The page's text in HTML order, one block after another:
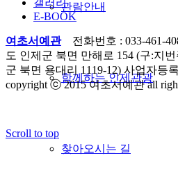
관람안내
함께하는 인제관광
찾아오시는 길
갤러리
E-BOOK
여초서예관전화번호 : 033-461-
도 인제군 북면 만해로 154 (구:지
군 북면 용대리 1119-12) 사업자등
copyright ⓒ 2015 여초서예관 all
Scroll to top